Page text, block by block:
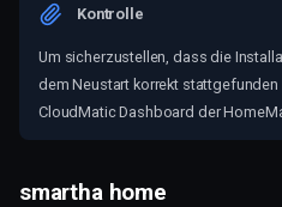
Kontrolle
Um sicherzustellen, dass die
dem Neustart korrekt
CloudMatic Dashboard der
smartha home